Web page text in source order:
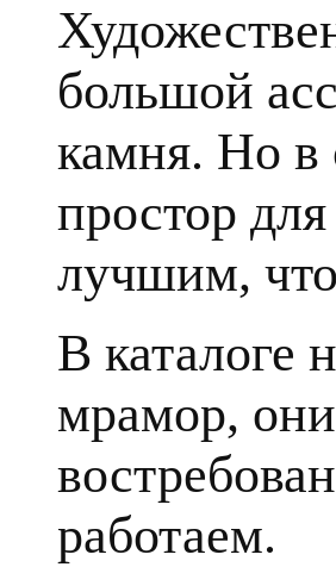
большой
камня. Но в
простор
лучшим,
В каталоге
мрамор,
работаем.